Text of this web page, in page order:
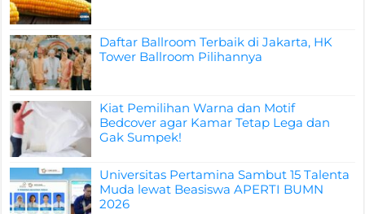
Daftar Ballroom Terbaik di Jakarta, HK
Tower Ballroom Pilihannya
Kiat Pemilihan Warna dan Motif
Bedcover agar Kamar Tetap Lega dan
Gak Sumpek!
Universitas Pertamina Sambut 15 Talenta
Muda lewat Beasiswa APERTI BUMN
2026